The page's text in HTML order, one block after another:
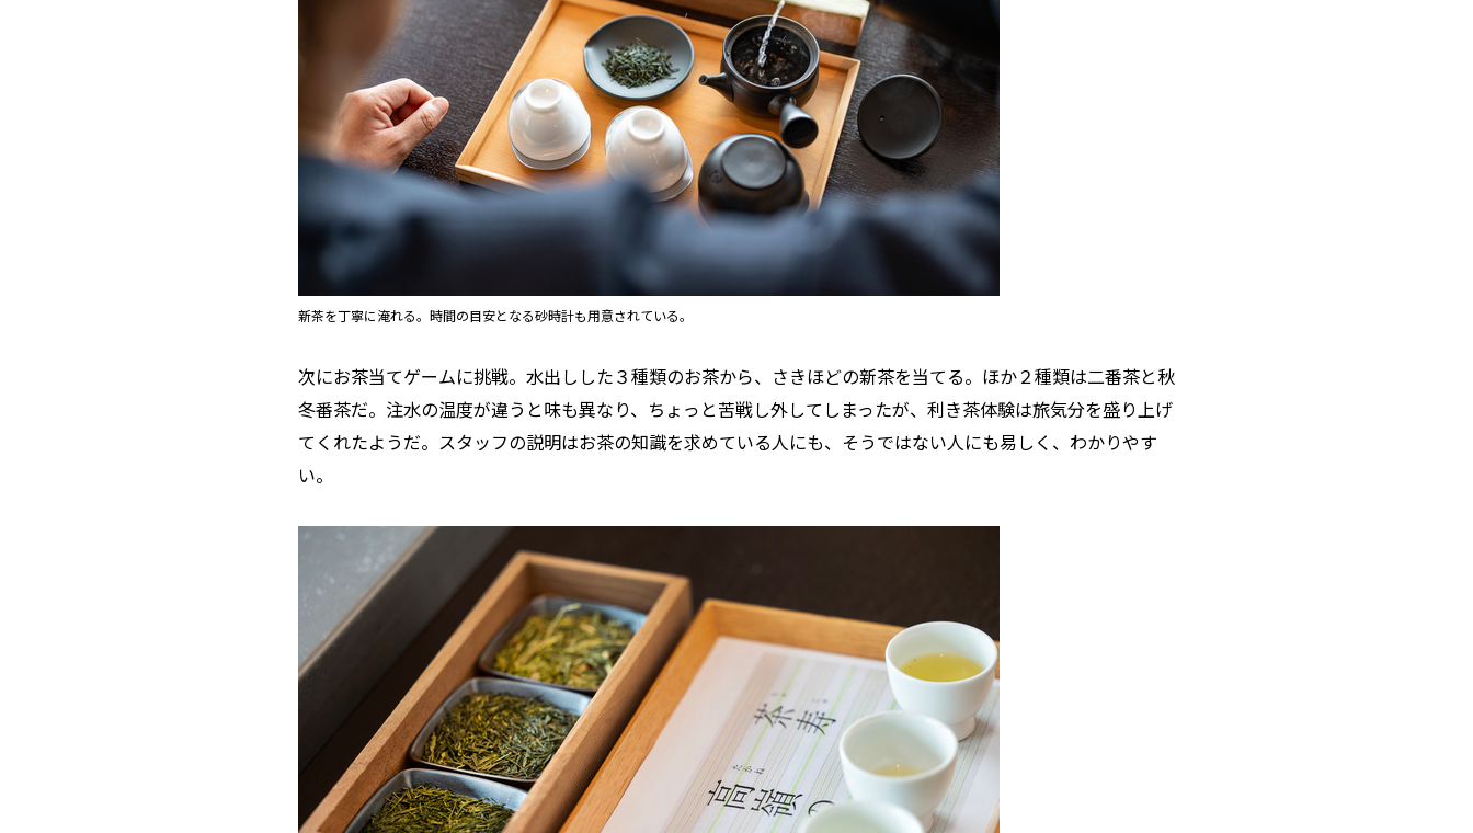
新茶を丁寧に淹れる。時間の目安となる砂時計も用意されている。
次にお茶当てゲームに挑戦。水出しした３種類のお茶から、さきほどの新茶を当てる。ほか２種類は二番茶と秋
冬番茶だ。注水の温度が違うと味も異なり、ちょっと苦戦し外してしまったが、利き茶体験は旅気分を盛り上げ
てくれたようだ。スタッフの説明はお茶の知識を求めている人にも、そうではない人にも易しく、わかりやす
い。